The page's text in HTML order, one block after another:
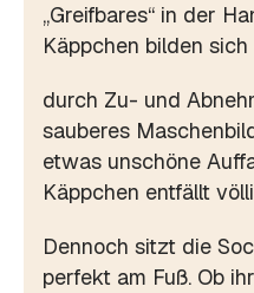
„Greifbares“ in der
Käppchen bilden
durch Zu- und
sauberes
etwas unschöne
Käppchen entfällt
Dennoch sitzt die
perfekt am Fuß. Ob